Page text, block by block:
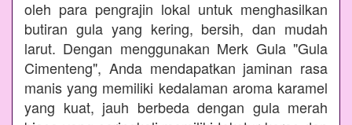
oleh para pengrajin lokal untuk menghasilkan
butiran gula yang kering, bersih, dan mudah
larut. Dengan menggunakan Merk Gula "Gula
Cimenteng", Anda mendapatkan jaminan rasa
manis yang memiliki kedalaman aroma karamel
yang kuat, jauh berbeda dengan gula merah